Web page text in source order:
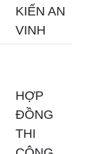
KIẾN AN
VINH
HỢP
ĐỒNG
THI